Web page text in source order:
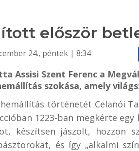
először
24., péntek | 8:34
Assisi Szent Ferenc a
szokása, amely
történetét Celanói
1223-ban megkérte
készítsen jászolt, hozzon
és így „alkalmi